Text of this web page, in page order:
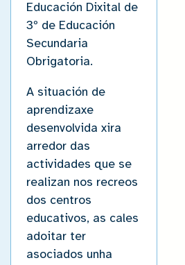
Educación Dixital de
3º de Educación
Secundaria
Obrigatoria.
A situación de
aprendizaxe
desenvolvida xira
arredor das
actividades que se
realizan nos recreos
dos centros
educativos, as cales
adoitar ter
asociados unha